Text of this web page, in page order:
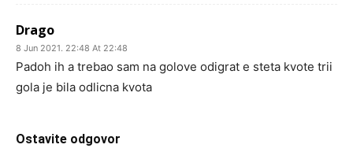
Drago
8 Jun 2021. 22:48 At 22:48
Padoh ih a trebao sam na golove odigrat e steta kvote trii
gola je bila odlicna kvota
Ostavite odgovor